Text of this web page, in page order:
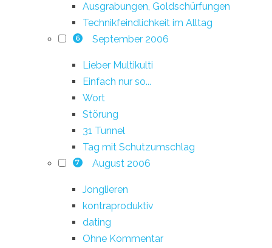
Ausgrabungen, Goldschürfungen
Technikfeindlichkeit im Alltag
6 September 2006
Lieber Multikulti
Einfach nur so...
Wort
Störung
31 Tunnel
Tag mit Schutzumschlag
7 August 2006
Jonglieren
kontraproduktiv
dating
Ohne Kommentar